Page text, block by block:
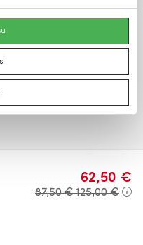
62,50 €
87,50 €125,00 €